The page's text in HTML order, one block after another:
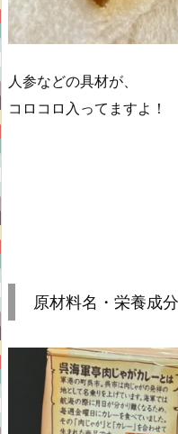
人参などの具材が、
コロコロ入ってますよ！
原材料名・栄養成分